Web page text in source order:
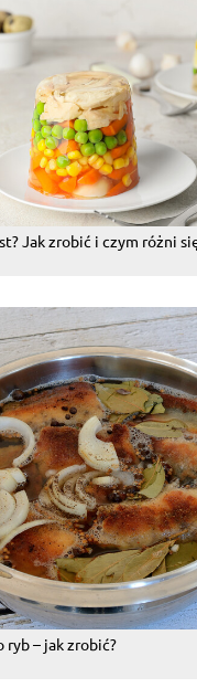
Jak zrobić i czym różni
ryb – jak zrobić?